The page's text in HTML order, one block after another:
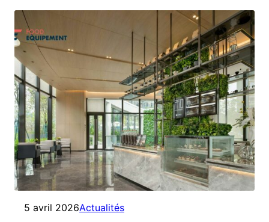
5 avril 2026Actualités